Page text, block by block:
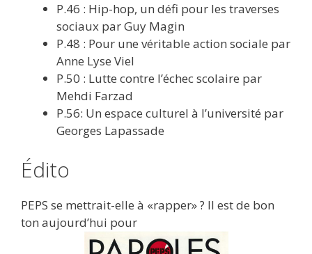
P.46 : Hip-hop, un défi pour les traverses
sociaux par Guy Magin
P.48 : Pour une véritable action sociale par
Anne Lyse Viel
P.50 : Lutte contre l’échec scolaire par
Mehdi Farzad
P.56: Un espace culturel à l’université par
Georges Lapassade
Édito
PEPS se mettrait-elle à «rapper» ? Il est de bon
ton aujourd’hui pour